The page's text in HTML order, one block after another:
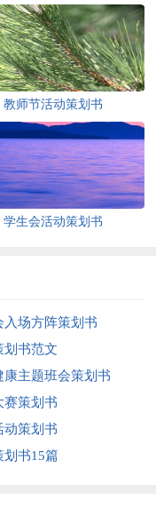
教师节活动策划书
学生会活动策划书
入场方阵策划书
划书范文
康主题班会策划书
赛策划书
动策划书
划书15篇